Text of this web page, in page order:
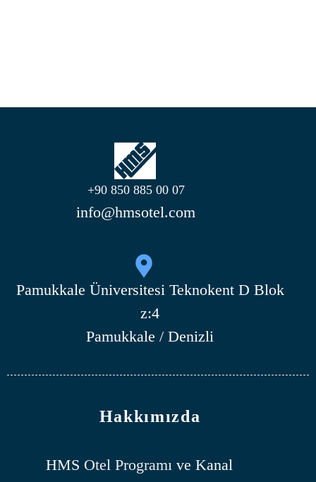
+90 850 885 00 07
info@hmsotel.com
Pamukkale Üniversitesi Teknokent D Blok
z:4
Pamukkale / Denizli
Hakkımızda
HMS Otel Programı ve Kanal